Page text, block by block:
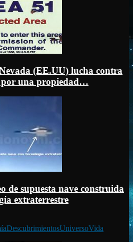
(EE.UU) lucha contra
por una propiedad…
de supuesta nave construida
extraterrestre
DescubrimientosUniversoVida